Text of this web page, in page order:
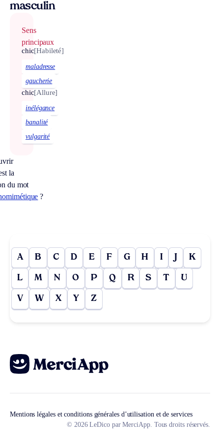
masculin
Sens
principaux
chic[Habileté]
maladresse
gaucherie
chic[Allure]
inélégance
banalité
vulgarité
la
du mot
?
A B C D E F G H I J K
L M N O P Q R S T U
V W X Y Z
Mentions légales et conditions générales d’utilisation et de services
© 2026 LeDico par MerciApp. Tous droits réservés.